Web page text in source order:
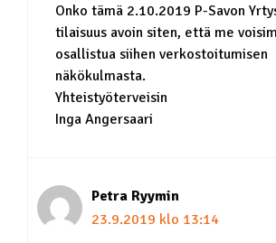
Onko tämä 2.10.2019 P-Savon
tilaisuus avoin siten, että me
osallistua siihen verkostoitumisen
näkökulmasta.
Yhteistyöterveisin
Inga Angersaari
Petra Ryymin
23.9.2019 klo 13:14